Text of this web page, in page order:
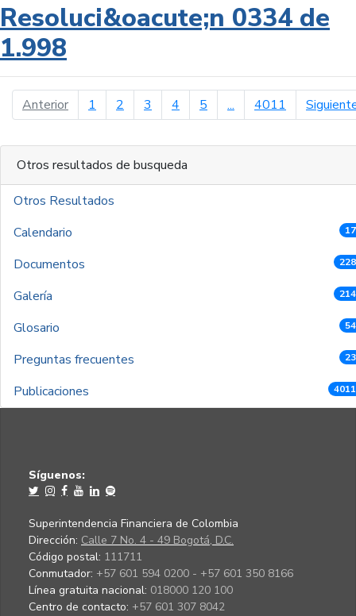
Resoluci&oacute;n 0334 de
1.998
Anteriorpágina anterior
1 2 3 4 5 ... 4011
Otros resultados de busqueda
Otros Resultados
Calendario
Documentos
Galería
Glosario
Preguntas frecuentes
Publicaciones
Síguenos:
Superintendencia Financiera de Colombia
Dirección: Calle 7 No. 4 - 49 Bogotá, D.C.
Código postal: 111711
Conmutador: +57 601 594 0200 - +57 601 350 8166
Línea gratuita nacional: 018000 120 100
Centro de contacto: +57 601 307 8042